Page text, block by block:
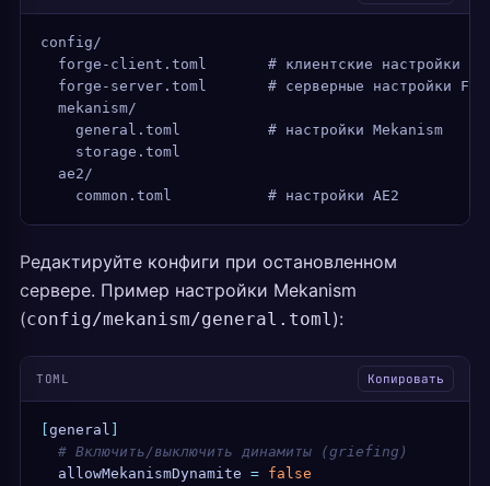
config/
forge-client.toml       # клиентские настройки
forge-server.toml       # серверные настройки
  mekanism/
    general.toml          # настройки Mekanism
    storage.toml
  ae2/
    common.toml           # настройки AE2
Редактируйте конфиги при остановленном
сервере. Пример настройки Mekanism
(config/mekanism/general.toml):
TOML Копировать
general
  # Включить/выключить динамиты (griefing)
  allowMekanismDynamite
= false